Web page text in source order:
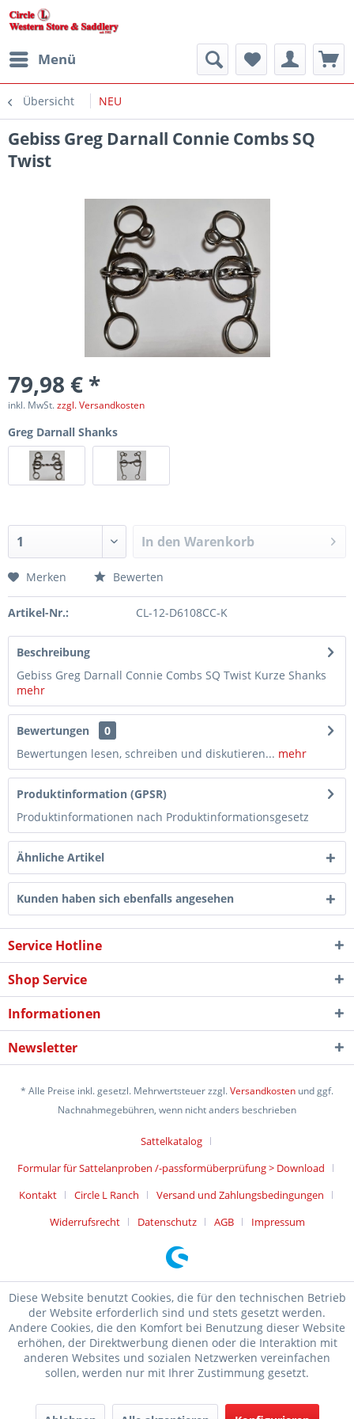
Menü
Übersicht NEU
Gebiss Greg Darnall Connie Combs SQ
Twist
79,98 € *
inkl. MwSt.zzgl. Versandkosten
Greg Darnall Shanks
In den Warenkorb
Merken Bewerten
Artikel-Nr.: CL-12-D6108CC-K
Beschreibung
Gebiss Greg Darnall Connie Combs SQ Twist Kurze Shanks
mehr
Bewertungen
0
Bewertungen lesen, schreiben und diskutieren... mehr
Produktinformation (GPSR)
Produktinformationen nach Produktinformationsgesetz
Ähnliche Artikel
Kunden haben sich ebenfalls angesehen
Service Hotline
Shop Service
Informationen
Newsletter
* Alle Preise inkl. gesetzl. Mehrwertsteuer zzgl.Versandkosten und ggf.
Nachnahmegebühren, wenn nicht anders beschrieben
Sattelkatalog
Formular für Sattelanproben /-passformüberprüfung > Download
Kontakt
Circle L Ranch
Versand und Zahlungsbedingungen
Widerrufsrecht
Datenschutz AGB Impressum
Diese Website benutzt Cookies, die für den technischen Betrieb
der Website erforderlich sind und stets gesetzt werden.
Andere Cookies, die den Komfort bei Benutzung dieser Website
erhöhen, der Direktwerbung dienen oder die Interaktion mit
anderen Websites und sozialen Netzwerken vereinfachen
sollen, werden nur mit Ihrer Zustimmung gesetzt.